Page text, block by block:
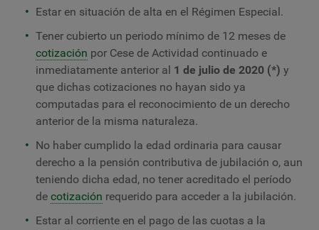
Estar en situación de alta en el Régimen Especial.
Tener cubierto un periodo mínimo de 12 meses de
cotización por Cese de Actividad continuado e
inmediatamente anterior al 1 de julio de 2020 (*) y
que dichas cotizaciones no hayan sido ya
computadas para el reconocimiento de un derecho
anterior de la misma naturaleza.
No haber cumplido la edad ordinaria para causar
derecho a la pensión contributiva de jubilación o, aun
teniendo dicha edad, no tener acreditado el período
de cotización requerido para acceder a la jubilación.
Estar al corriente en el pago de las cuotas a la